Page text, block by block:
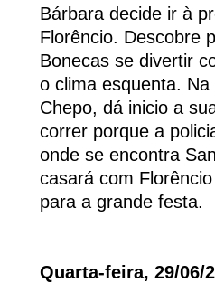
Bárbara decide ir à
Florêncio. Descobre
Bonecas se divertir
o clima esquenta.
Chepo, dá inicio a
correr porque a
onde se encontra
casará com
para a grande festa.
Quarta-feira, 29/06/